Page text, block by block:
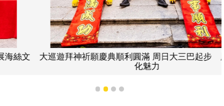
大巡遊拜神祈願慶典順利圓滿 周日大三巴起步 展海絲文
1 2 3 4